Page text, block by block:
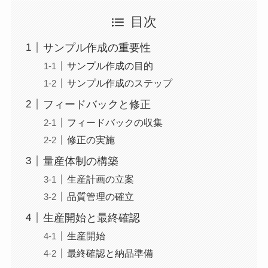
目次
サンプル作成の重要性
サンプル作成の目的
サンプル作成のステップ
フィードバックと修正
フィードバックの収集
修正の実施
量産体制の構築
生産計画の立案
品質管理の確立
生産開始と最終確認
生産開始
最終確認と納品準備